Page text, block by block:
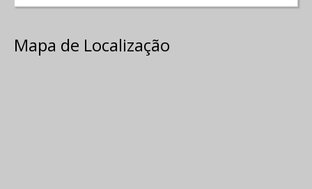
Mapa de Localização